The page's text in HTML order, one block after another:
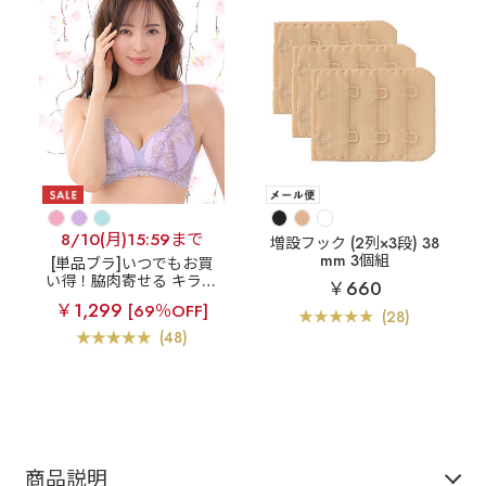
8/10(月)15:59まで
[単品ブラ]いつでもお買
い得！脇肉寄せる キラキ
ラ刺繍レースの優しい付
け心地
【アウトレッ
ト】リノフラワー 脇高
単品ブラジャー
￥1,299 [69％OFF]
(48)
増設フック (2列×3段) 38
mm 3個組
￥660
(28)
商品説明